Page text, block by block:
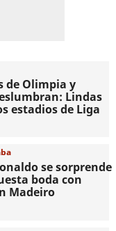
de Olimpia y
Lindas
estadios de Liga
se sorprende
boda con
Madeiro